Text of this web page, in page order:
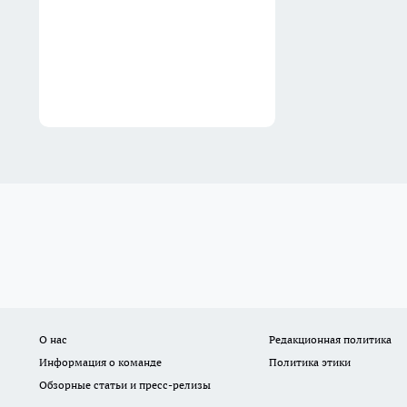
О нас Редакционная политика
Информация о команде
Политика этики
Обзорные статьи и пресс-релизы